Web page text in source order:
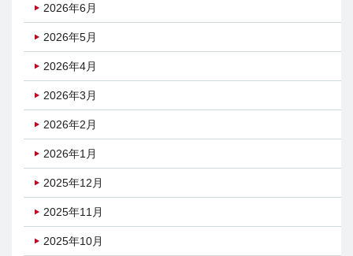
2026年6月
2026年5月
2026年4月
2026年3月
2026年2月
2026年1月
2025年12月
2025年11月
2025年10月